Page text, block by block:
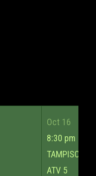
Oct 16
8:30 pm
ATV 5